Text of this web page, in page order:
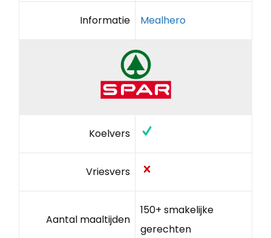
Informatie Mealhero
Koelvers
Vriesvers
Aantal maaltijden
150+ smakelijke
gerechten